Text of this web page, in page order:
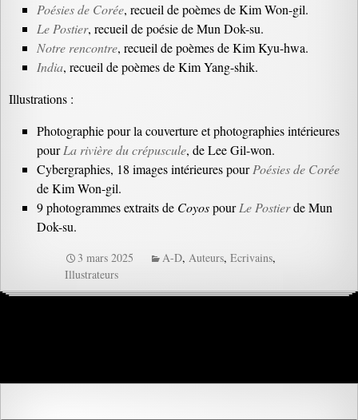
Poésies de Corée, recueil de poèmes de Kim Won-gil.
Le Postier, recueil de poésie de Mun Dok-su.
Notre rencontre, recueil de poèmes de Kim Kyu-hwa.
India, recueil de poèmes de Kim Yang-shik.
Illustrations :
Photographie pour la couverture et photographies intérieures
pourLa rivière du crépuscule, de Lee Gil-won.
Cybergraphies, 18 images intérieures pourPoésies de Corée
de Kim Won-gil.
9 photogrammes extraits de CoyospourLe Postierde Mun
Dok-su.
3 mars 2025 A-D,Auteurs,Ecrivains,
Illustrateurs